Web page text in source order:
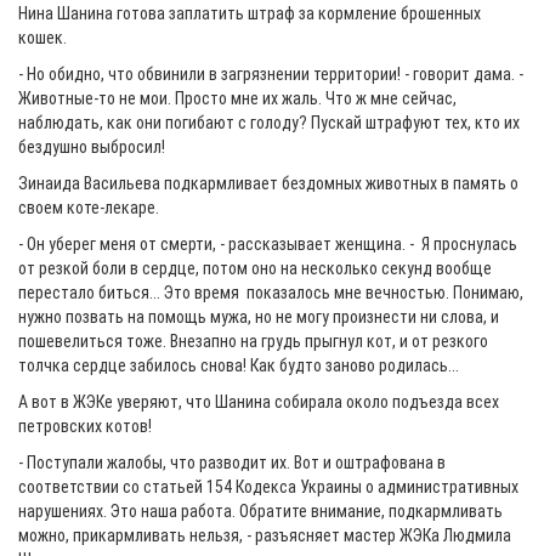
Нина Шанина готова заплатить штраф за кормление брошенных
кошек.
- Но обидно, что обвинили в загрязнении территории! - говорит дама. -
Животные-то не мои. Просто мне их жаль. Что ж мне сейчас,
наблюдать, как они погибают с голоду? Пускай штрафуют тех, кто их
бездушно выбросил!
Зинаида Васильева подкармливает бездомных животных в память о
своем коте-лекаре.
- Он уберег меня от смерти, - рассказывает женщина. - Я проснулась
от резкой боли в сердце, потом оно на несколько секунд вообще
перестало биться... Это время показалось мне вечностью. Понимаю,
нужно позвать на помощь мужа, но не могу произнести ни слова, и
пошевелиться тоже. Внезапно на грудь прыгнул кот, и от резкого
толчка сердце забилось снова! Как будто заново родилась...
А вот в ЖЭКе уверяют, что Шанина собирала около подъезда всех
петровских котов!
- Поступали жалобы, что разводит их. Вот и оштрафована в
соответствии со статьей 154 Кодекса Украины о административных
нарушениях. Это наша работа. Обратите внимание, подкармливать
можно, прикармливать нельзя, - разъясняет мастер ЖЭКа Людмила